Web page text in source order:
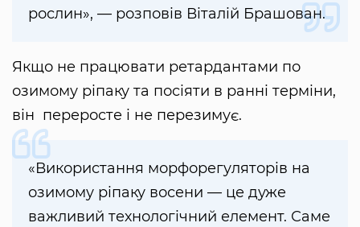
рослин», — розповів Віталій Брашован.
Якщо не працювати ретардантами по
озимому ріпаку та посіяти в ранні терміни,
він переросте і не перезимує.
«Використання морфорегуляторів на
озимому ріпаку восени — це дуже
важливий технологічний елемент. Саме